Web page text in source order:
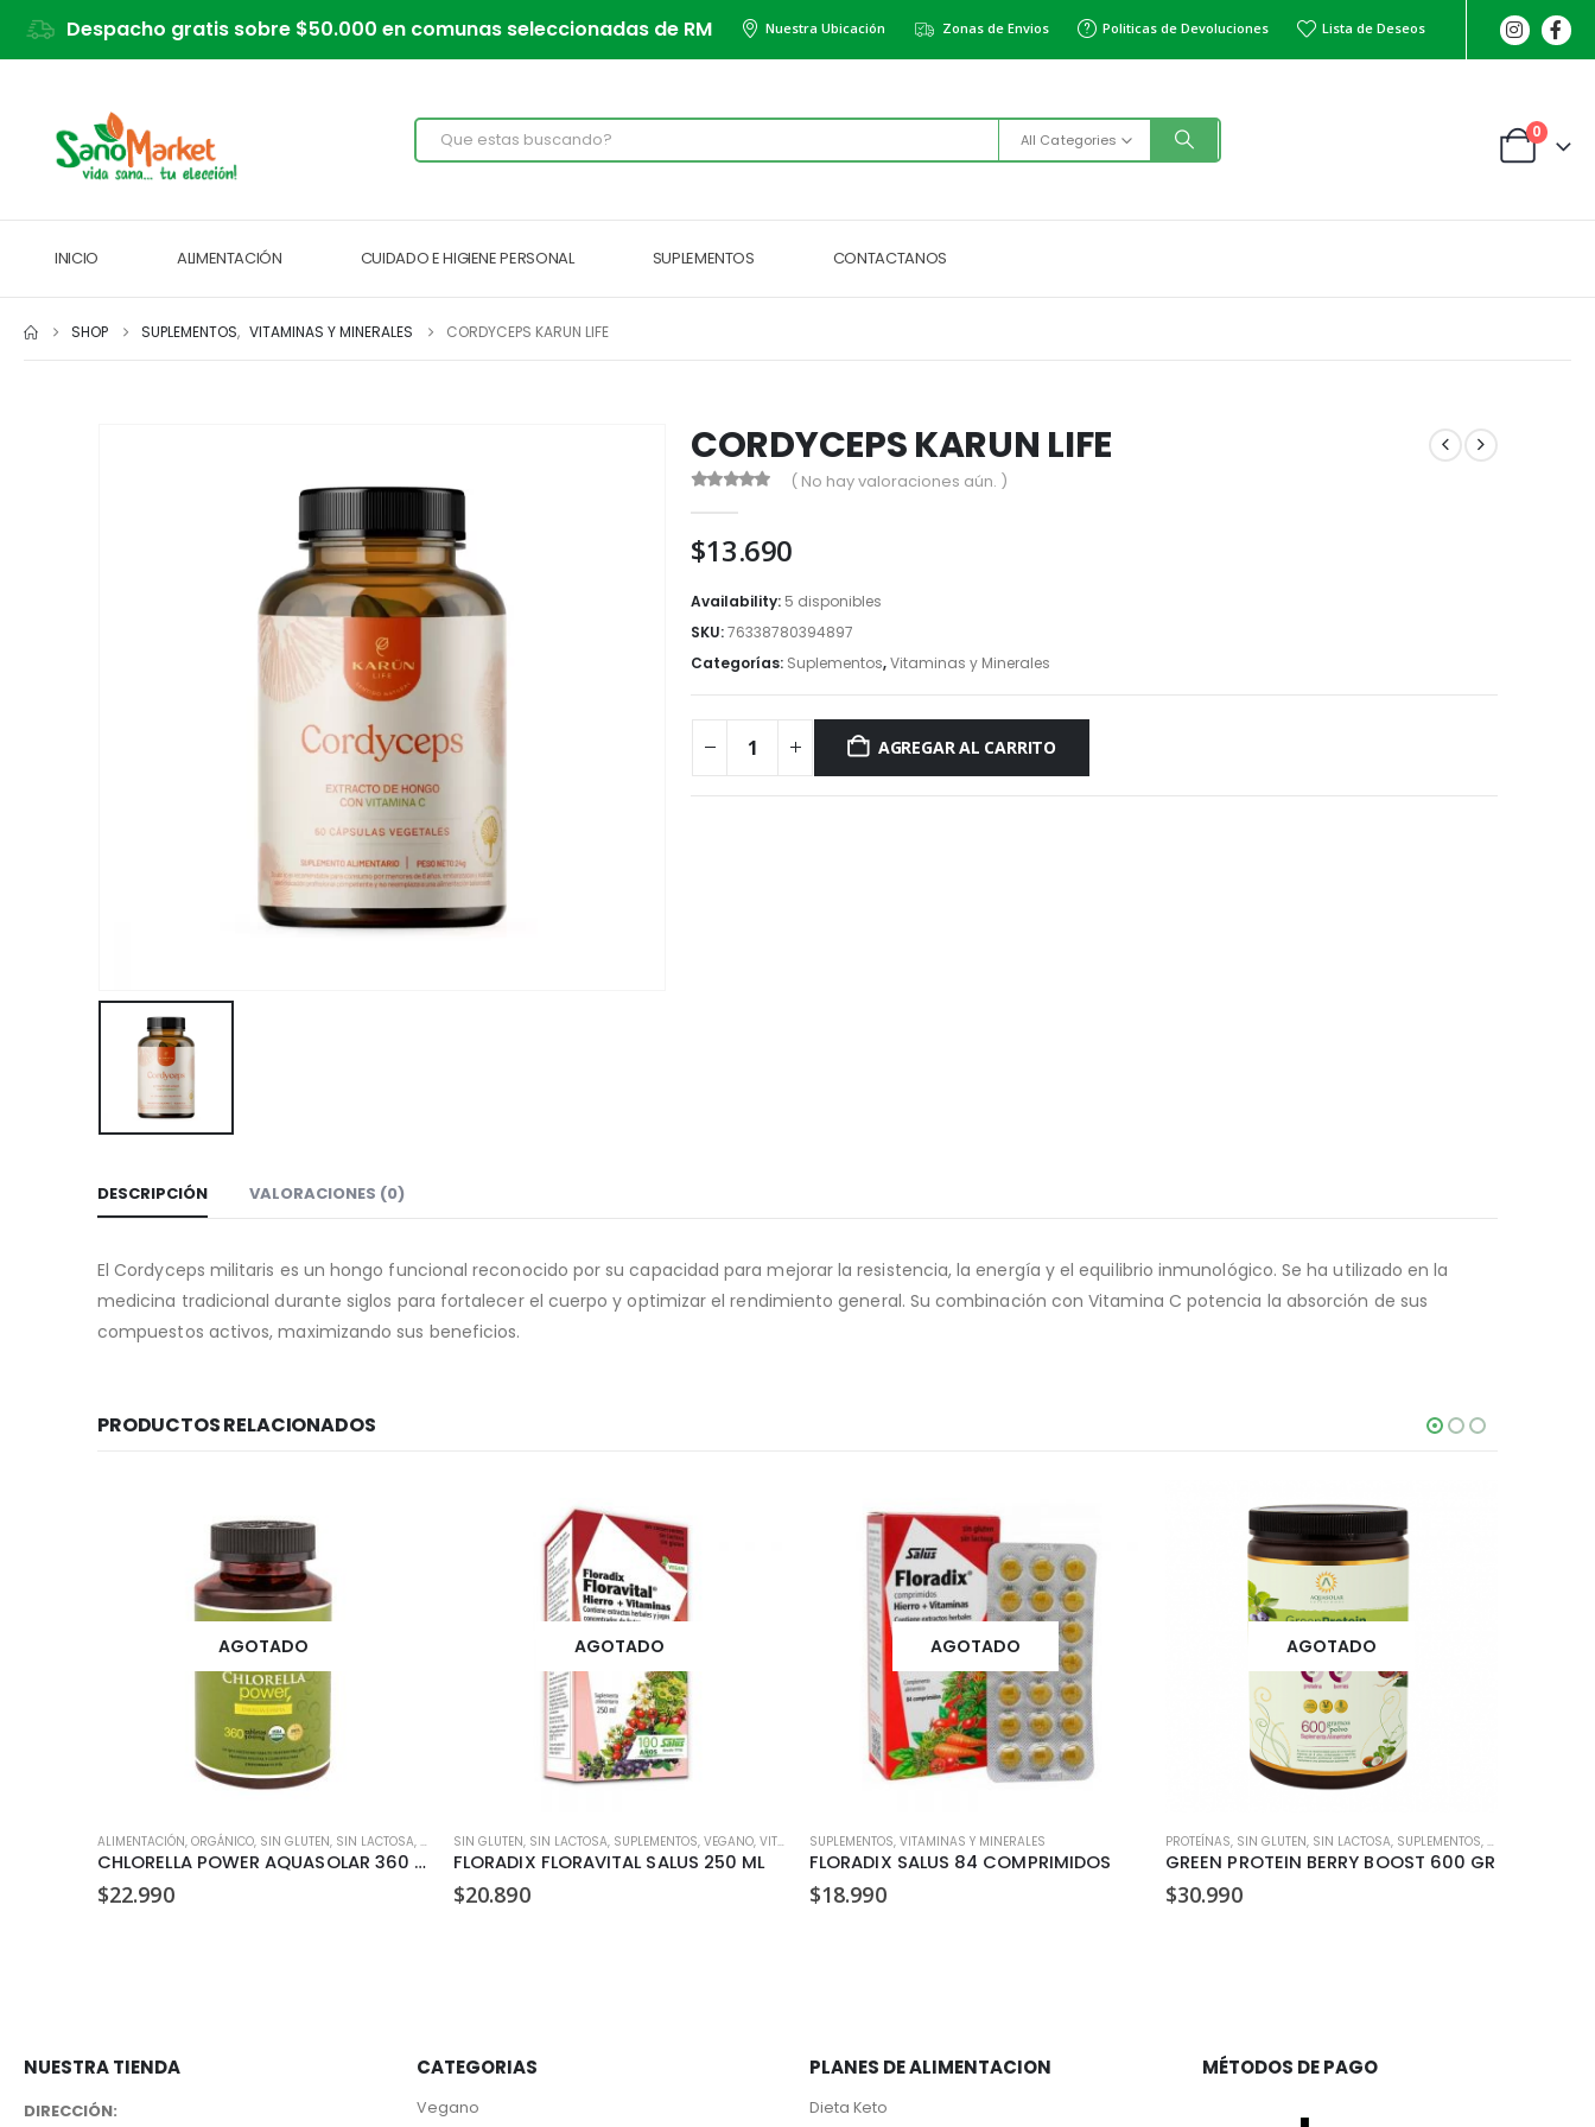
Despacho gratis sobre $50.000 en comunas seleccionadas de RM Nuestra Ubicación Zonas de Envios Politicas de Devoluciones Lista de Deseos
All Categories 0
INICIO ALIMENTACIÓN CUIDADO E HIGIENE PERSONAL SUPLEMENTOS CONTACTANOS
SHOP SUPLEMENTOS, VITAMINAS Y MINERALES CORDYCEPS KARUN LIFE
CORDYCEPS KARUN LIFE
( No hay valoraciones aún. )
$13.690
Availability: 5 disponibles
SKU:76338780394897
Categorías: Suplementos,Vitaminas y Minerales
AGREGAR AL CARRITO
DESCRIPCIÓN VALORACIONES (0)
El Cordyceps militaris es un hongo funcional reconocido por su capacidad para mejorar la resistencia, la energía y el equilibrio inmunológico. Se ha utilizado en la
medicina tradicional durante siglos para fortalecer el cuerpo y optimizar el rendimiento general. Su combinación con Vitamina C potencia la absorción de sus
compuestos activos, maximizando sus beneficios.
PRODUCTOS RELACIONADOS
AGOTADO
ALIMENTACIÓN, ORGÁNICO, SIN GLUTEN, SIN LACTOSA, SUPLEMENTOS,VEGANO
CHLORELLA POWER AQUASOLAR 360 CÁPSULAS / 500 MG
$22.990
AGOTADO
SIN GLUTEN, SIN LACTOSA, SUPLEMENTOS, VEGANO, VITAMINAS Y MINERALES
FLORADIX FLORAVITAL SALUS 250 ML
$20.890
AGOTADO
SUPLEMENTOS, VITAMINAS Y MINERALES
FLORADIX SALUS 84 COMPRIMIDOS
$18.990
AGOTADO
PROTEÍNAS, SIN GLUTEN, SIN LACTOSA, SUPLEMENTOS, VEGANO
GREEN PROTEIN BERRY BOOST 600 GR
$30.990
NUESTRA TIENDA
DIRECCIÓN:
CATEGORIAS
Vegano
PLANES DE ALIMENTACION
Dieta Keto
MÉTODOS DE PAGO